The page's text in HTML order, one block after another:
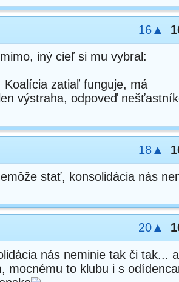
16▲
iný cieľ si mu vybral:
Koalícia zatiaľ funguje, má
výstraha, odpoveď
18▲
stať, konsolidácia nás
20▲
nás neminie tak či tak...
mocnému to klubu i s